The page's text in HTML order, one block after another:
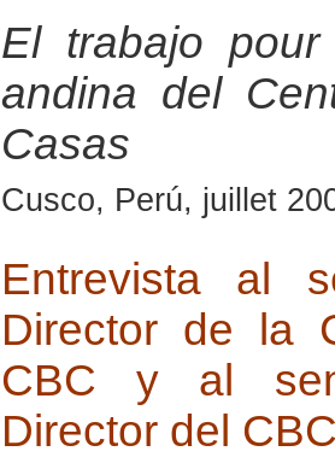
El trabajo
andina del
Casas
Cusco, Perú, juillet
Entrevista al
Director de la
CBC y al
Director del